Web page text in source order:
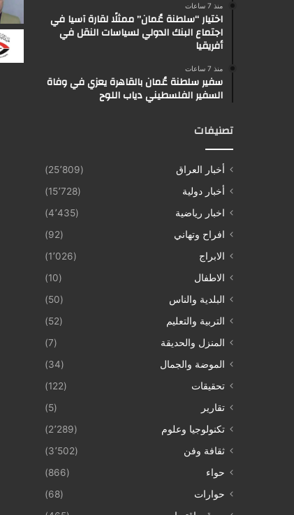
منذ 7 ساعات
اختيار “سلطنة عُمان” ممثلًا لقارة آسيا في
اجتماع البنك الدولي لسياسات النقل في
أفريقيا
منذ 7 ساعات
سفير سلطنة عُمان بالقاهرة يعزي في وفاة
السفير الفلسطيني دياب اللوح
تصنيفات
أخبار العراق
(25٬809)
أخبار دولية
(15٬728)
اخبار رياضية
(4٬435)
افراح وتهاني
(92)
الابراج
(1٬026)
الاطفال
(10)
البلدية والناس
(50)
التربية والتعليم
(52)
المنزل والحديقة
(7)
الموضة والجمال
(34)
تحقيقات
(122)
تقارير
(5)
تكنولوجيا وعلوم
(2٬289)
ثقافة وفن
(3٬502)
حواء
(866)
حوارات
(68)